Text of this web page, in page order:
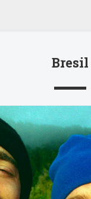
Bresil 2001
Bresil